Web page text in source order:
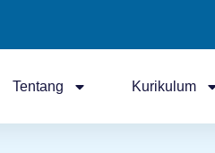
Tentang Kurikulum